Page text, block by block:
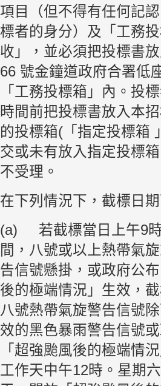
項目（但不得有任何記
標者的身分）及「工務
收」，並必須把投標書
66 號金鐘道政府合署低
「工務投標箱」內。投
時間前把投標書放入本
的投標箱(「指定投標箱
交或未有放入指定投標
不受理。
在下列情況下，截標日
(a) 若截標當日上午9
間，八號或以上熱帶氣
告信號懸掛，或政府公
後的極端情況」生效，
八號熱帶氣旋警告信號
效的黑色暴雨警告信號
「超強颱風後的極端情
工作天中午12時。星期